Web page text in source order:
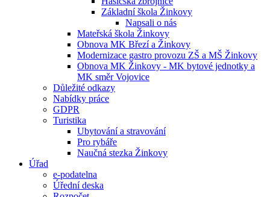
Základní škola Žinkovy
Napsali o nás
Mateřská škola Žinkovy
Obnova MK Březí a Žinkovy
Modernizace gastro provozu ZŠ a MŠ Žinkovy
Obnova MK Žinkovy - MK bytové jednotky a
MK směr Vojovice
Důležité odkazy
Nabídky práce
GDPR
Turistika
Ubytování a stravování
Pro rybáře
Naučná stezka Žinkovy
Úřad
e-podatelna
Úřední deska